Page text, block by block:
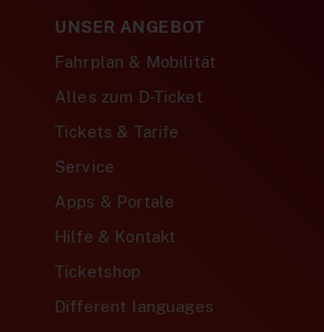
UNSER ANGEBOT
Fahrplan & Mobilität
Alles zum D-Ticket
Tickets & Tarife
Service
Apps & Portale
Hilfe & Kontakt
Ticketshop
Different languages